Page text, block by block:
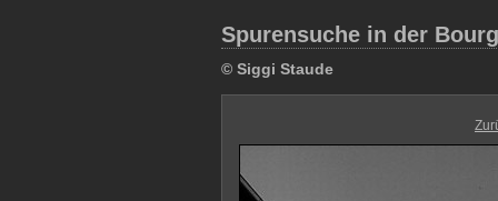
Spurensuche in der
© Siggi Staude